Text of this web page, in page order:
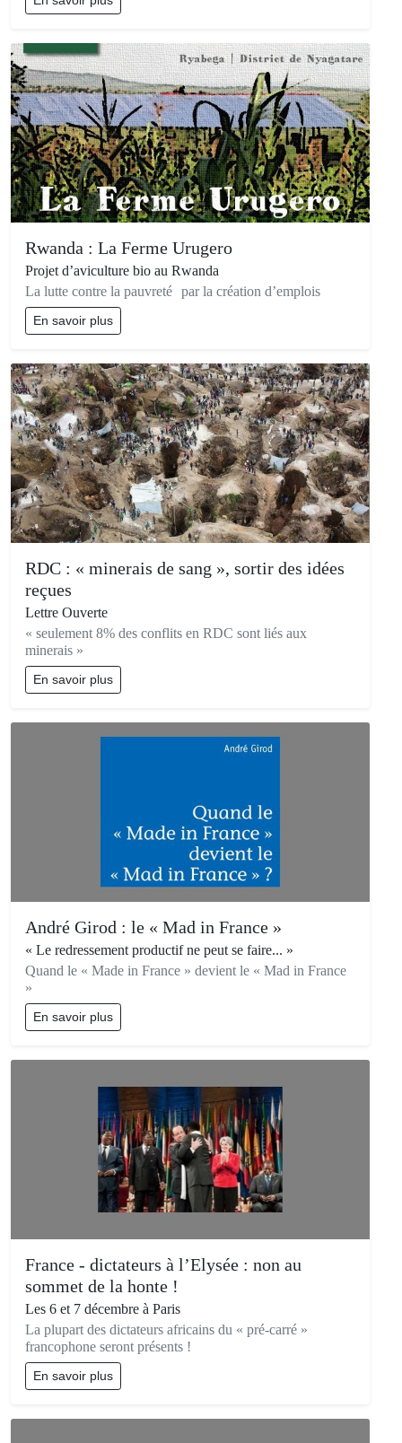
Rwanda : La Ferme Urugero
Projet d’aviculture bio au Rwanda
La lutte contre la pauvreté par la création d’emplois
En savoir plus
RDC : « minerais de sang », sortir des idées
reçues
Lettre Ouverte
« seulement 8% des conflits en RDC sont liés aux
minerais »
En savoir plus
André Girod : le « Mad in France »
« Le redressement productif ne peut se faire... »
Quand le « Made in France » devient le « Mad in France
»
En savoir plus
France - dictateurs à l’Elysée : non au
sommet de la honte !
Les 6 et 7 décembre à Paris
La plupart des dictateurs africains du « pré-carré »
francophone seront présents !
En savoir plus